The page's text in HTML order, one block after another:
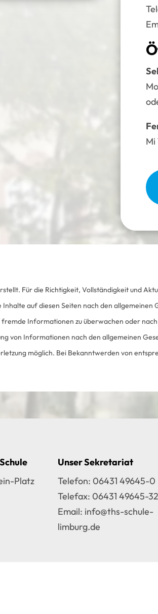
Für die Richtigkeit, Vollständigkeit und
auf diesen Seiten nach den
Informationen zu überwachen oder
von Informationen nach den allgemeinen
möglich. Bei Bekanntwerden von
Platz
Unser Sekretariat
Telefon: 06431 49645-0
Telefax: 06431 49645-32
Email: info@ths-schule-
limburg.de